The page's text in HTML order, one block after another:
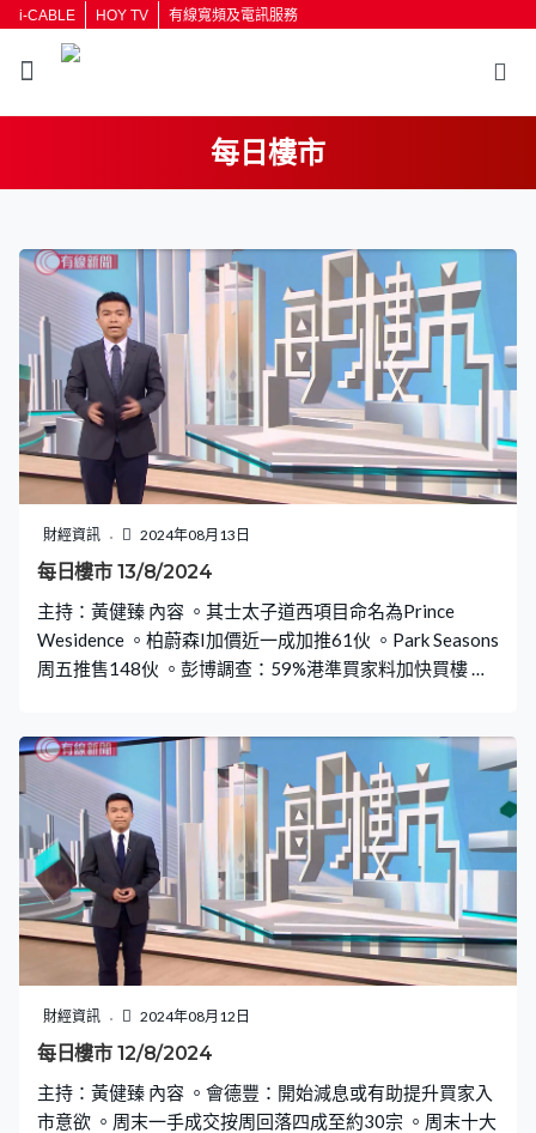
i-CABLE HOY TV 有線寬頻及電訊服務
每日樓市
按輸入鍵開始搜尋
財經資訊 2024年08月13日
每日樓市 13/8/2024
主持：黃健臻 內容 。其士太子道西項目命名為Prince
Wesidence 。柏蔚森I加價近一成加推61伙 。Park Seasons
周五推售148伙 。彭博調查：59%港準買家料加快買樓 。
財經資訊 2024年08月12日
每日樓市 12/8/2024
主持：黃健臻 內容 。會德豐：開始減息或有助提升買家入
市意欲 。周末一手成交按周回落四成至約30宗 。周末十大